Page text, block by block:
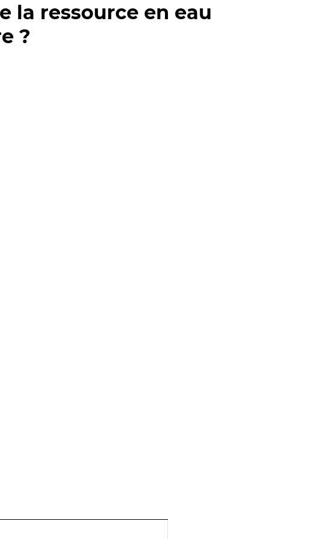
la ressource en eau
?